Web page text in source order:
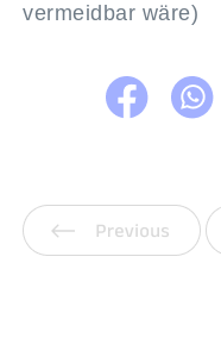
vermeidbar wäre)